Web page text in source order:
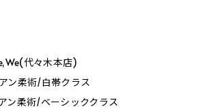
代々木本店)
ン柔術/白帯クラス
ン柔術/ベーシッククラス